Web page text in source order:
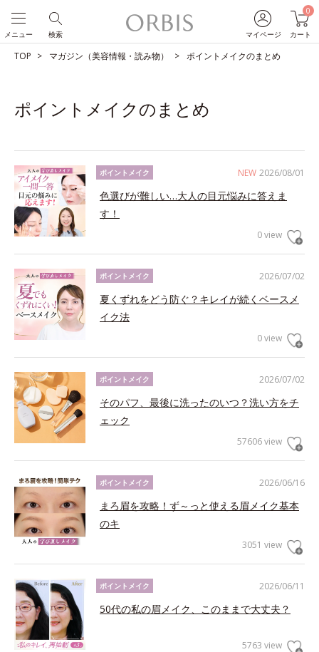
マイページ
0
カート
検索
メニュー
TOP マガジン（美容情報・読み物） ポイントメイクのまとめ
ポイントメイクのまとめ
NEW 2026/08/01
ポイントメイク
色選びが難しい…大人の目元悩みに答えま
す！
0 view
2026/07/02
ポイントメイク
夏くずれをどう防ぐ？キレイが続くベースメ
イク法
0 view
2026/07/02
ポイントメイク
そのパフ、最後に洗ったのいつ？洗い方をチ
ェック
57606 view
2026/06/16
ポイントメイク
まろ眉を攻略！ず～っと使える眉メイク基本
のキ
3051 view
2026/06/11
ポイントメイク
50代の私の眉メイク、このままで大丈夫？
5763 view